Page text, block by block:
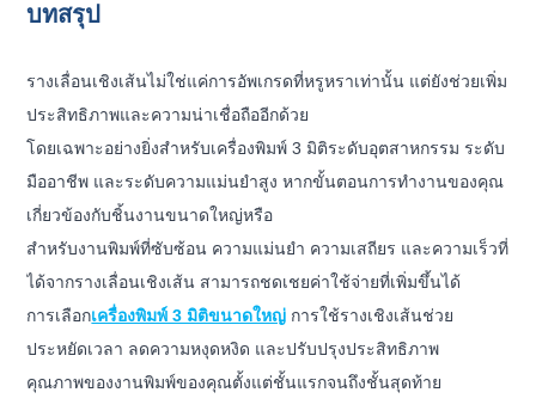
บทสรุป
รางเลื่อนเชิงเส้นไม่ใช่แค่การอัพเกรดที่หรูหราเท่านั้น แต่ยังช่วยเพิ่ม
ประสิทธิภาพและความน่าเชื่อถืออีกด้วย
โดยเฉพาะอย่างยิ่งสำหรับเครื่องพิมพ์ 3 มิติระดับอุตสาหกรรม ระดับ
มืออาชีพ และระดับความแม่นยำสูง หากขั้นตอนการทำงานของคุณ
เกี่ยวข้องกับชิ้นงานขนาดใหญ่หรือ
สำหรับงานพิมพ์ที่ซับซ้อน ความแม่นยำ ความเสถียร และความเร็วที่
ได้จากรางเลื่อนเชิงเส้น สามารถชดเชยค่าใช้จ่ายที่เพิ่มขึ้นได้
การเลือกเครื่องพิมพ์ 3 มิติขนาดใหญ่ การใช้รางเชิงเส้นช่วย
ประหยัดเวลา ลดความหงุดหงิด และปรับปรุงประสิทธิภาพ
คุณภาพของงานพิมพ์ของคุณตั้งแต่ชั้นแรกจนถึงชั้นสุดท้าย